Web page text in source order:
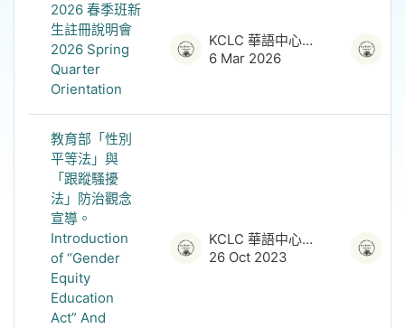
2026 春季班新
生註冊說明會
2026 Spring
Quarter
Orientation
KCLC 華語中心管理員
6 Mar 2026
教育部「性別
平等法」與
「跟蹤騷擾
法」防治觀念
宣導。
Introduction
of “Gender
Equity
Education
Act” And
KCLC 華語中心管理員
26 Oct 2023